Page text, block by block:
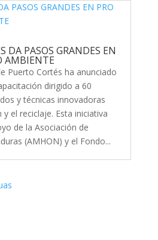
DA PASOS GRANDES EN
AMBIENTE
Puerto Cortés ha anunciado
dirigido a 60
y técnicas innovadoras
el reciclaje. Esta iniciativa
de la Asociación de
(AMHON) y el Fondo...